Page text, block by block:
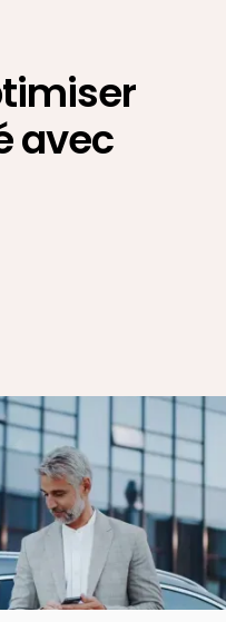
avec